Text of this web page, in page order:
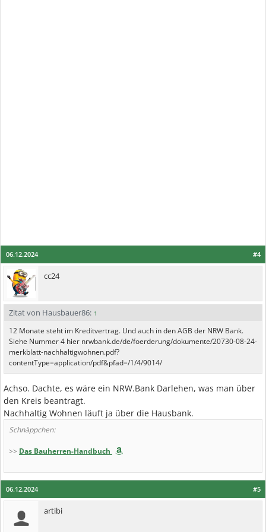
#4
06.12.2024
cc24
Zitat von Hausbauer86: ↑
12 Monate steht im Kreditvertrag. Und auch in den AGB der NRW Bank.
Siehe Nummer 4 hier nrwbank.de/de/foerderung/dokumente/20730-08-24-
merkblatt-nachhaltigwohnen.pdf?
contentType=application/pdf&pfad=/1/4/9014/
Achso. Dachte, es wäre ein NRW.Bank Darlehen, was man über
den Kreis beantragt.
Nachhaltig Wohnen läuft ja über die Hausbank.
Schnäppchen:
>> Das Bauherren-Handbuch
#5
06.12.2024
artibi